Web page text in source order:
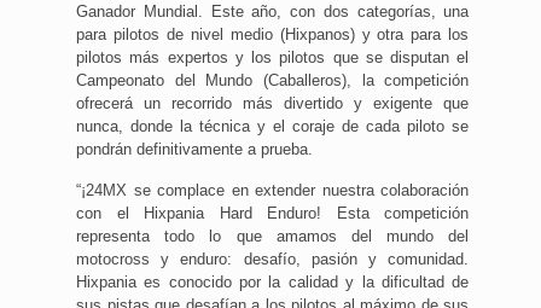
Ganador Mundial. Este año, con dos categorías, una
para pilotos de nivel medio (Hixpanos) y otra para los
pilotos más expertos y los pilotos que se disputan el
Campeonato del Mundo (Caballeros), la competición
ofrecerá un recorrido más divertido y exigente que
nunca, donde la técnica y el coraje de cada piloto se
pondrán definitivamente a prueba.
“¡24MX se complace en extender nuestra colaboración
con el Hixpania Hard Enduro! Esta competición
representa todo lo que amamos del mundo del
motocross y enduro: desafío, pasión y comunidad.
Hixpania es conocido por la calidad y la dificultad de